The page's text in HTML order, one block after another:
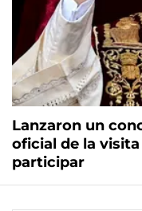
Lanzaron un
oficial de la
participar